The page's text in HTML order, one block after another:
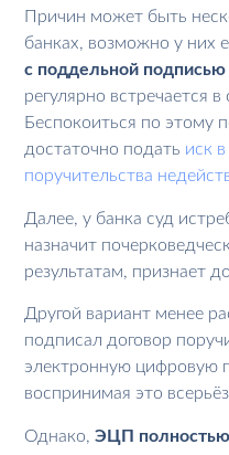
Причин может быть
банках, возможно у них
с поддельной подписью
регулярно встречается
Беспокоиться по этому
достаточно подать иск
поручительства
Далее, у банка суд
назначит
результатам, признает
Другой вариант менее
подписал договор
электронную цифровую
воспринимая это
Однако,ЭЦП полностью